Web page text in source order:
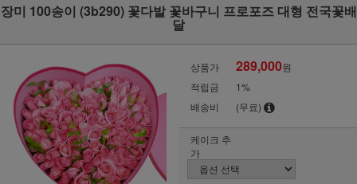
장미 100송이 (3b290) 꽃다발 꽃바구니 프로포즈 대형 전국꽃배
달
상품가 289,000원
적립금
1%
배송비
(무료)
케이크 추
가